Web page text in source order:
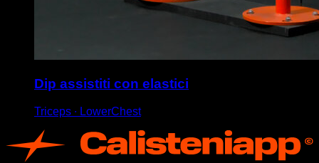
Dip assistiti con elastici
Triceps ∙ LowerChest